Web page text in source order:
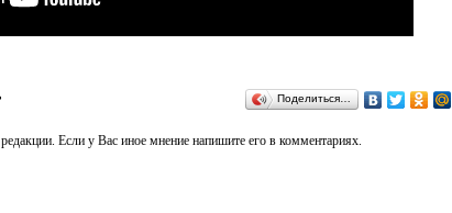
Поделиться…
Если у Вас иное мнение напишите его в комментариях.